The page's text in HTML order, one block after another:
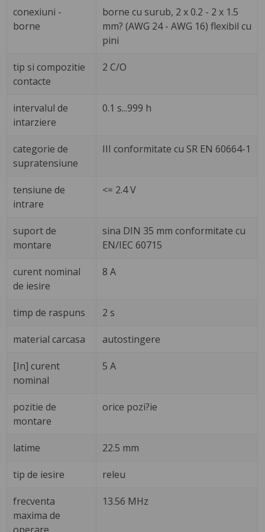
conexiuni -
borne
borne cu surub, 2 x 0.2 - 2 x 1.5
mm? (AWG 24 - AWG 16) flexibil cu
pini
tip si compozitie
contacte
2 C/O
intervalul de
intarziere
0.1 s...999 h
categorie de
supratensiune
III conformitate cu SR EN 60664-1
tensiune de
intrare
<= 2.4 V
suport de
montare
sina DIN 35 mm conformitate cu
EN/IEC 60715
curent nominal
de iesire
8 A
timp de raspuns 2 s
material carcasa autostingere
[In] curent
nominal
5 A
pozitie de
montare
orice pozi?ie
latime 22.5 mm
tip de iesire releu
frecventa
maxima de
13.56 MHz